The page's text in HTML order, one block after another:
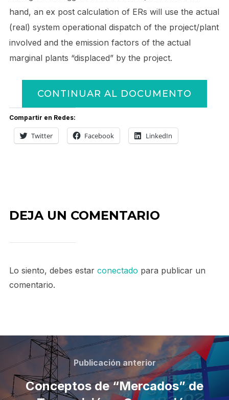
hand, an ex post calculation of ERs will use the actual
(real) system operational dispatch of the project/plant
involved and the emission factors of the actual
marginal plants “displaced” by the project.
CONTINUAR AL DOCUMENTO
Compartir en Redes:
Twitter Facebook LinkedIn
DEJA UN COMENTARIO
Lo siento, debes estar conectado para publicar un
comentario.
Publicación anterior
Conceptos de “Mercados” de